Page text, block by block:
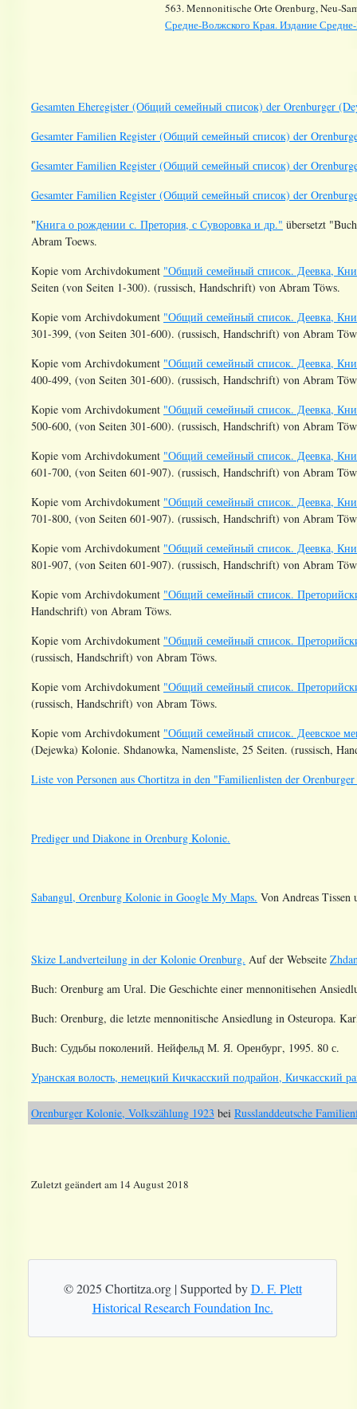
563. Mennonitische Orte Orenburg, Neu-
Средне-Волжского Края. Издание
Gesamten Eheregister (Общий семейный список) der Orenburger
Gesamter Familien Register (Общий семейный список) der
Gesamter Familien Register (Общий семейный список) der
Gesamter Familien Register (Общий семейный список) der
"Книга о рождении с. Претория, с Суворовка и др." übersetzt
Abram Toews.
Kopie vom Archivdokument "Общий семейный список. Деевка,
Seiten (von Seiten 1-300). (russisch, Handschrift) von Abram Töws.
Kopie vom Archivdokument "Общий семейный список. Деевка,
301-399, (von Seiten 301-600). (russisch, Handschrift) von Abram
Kopie vom Archivdokument "Общий семейный список. Деевка,
400-499, (von Seiten 301-600). (russisch, Handschrift) von Abram
Kopie vom Archivdokument "Общий семейный список. Деевка,
500-600, (von Seiten 301-600). (russisch, Handschrift) von Abram
Kopie vom Archivdokument "Общий семейный список. Деевка,
601-700, (von Seiten 601-907). (russisch, Handschrift) von Abram
Kopie vom Archivdokument "Общий семейный список. Деевка,
701-800, (von Seiten 601-907). (russisch, Handschrift) von Abram
Kopie vom Archivdokument "Общий семейный список. Деевка,
801-907, (von Seiten 601-907). (russisch, Handschrift) von Abram
Kopie vom Archivdokument "Общий семейный список.
Handschrift) von Abram Töws.
Kopie vom Archivdokument "Общий семейный список.
(russisch, Handschrift) von Abram Töws.
Kopie vom Archivdokument "Общий семейный список.
(russisch, Handschrift) von Abram Töws.
Kopie vom Archivdokument "Общий семейный список. Деевское
(Dejewka) Kolonie. Shdanowka, Namensliste, 25 Seiten. (russisch,
Liste von Personen aus Chortitza in den "Familienlisten der
Prediger und Diakone in Orenburg Kolonie.
Sabangul, Orenburg Kolonie in Google My Maps. Von Andreas
Skize Landverteilung in der Kolonie Orenburg. Auf der Webseite
Buch: Orenburg am Ural. Die Geschichte einer mennonitisehen
Buch: Orenburg, die letzte mennonitische Ansiedlung in Osteuropa.
Buch: Судьбы поколений. Нейфельд М. Я. Оренбург, 1995. 80 с.
Уранская волость, немецкий Кичкасский подрайон, Кичкасский
Orenburger Kolonie, Volkszählung 1923 bei Russlanddeutsche
Zuletzt geändert am 14 August 2018
© 2025 Chortitza.org | Supported byD. F. Plett
Historical Research Foundation Inc.